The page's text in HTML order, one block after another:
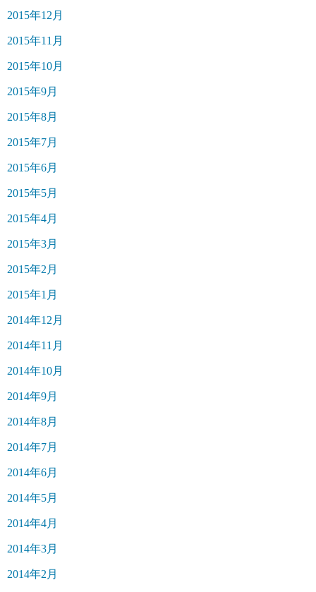
2015年12月
2015年11月
2015年10月
2015年9月
2015年8月
2015年7月
2015年6月
2015年5月
2015年4月
2015年3月
2015年2月
2015年1月
2014年12月
2014年11月
2014年10月
2014年9月
2014年8月
2014年7月
2014年6月
2014年5月
2014年4月
2014年3月
2014年2月